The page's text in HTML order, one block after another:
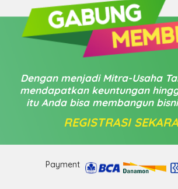
Dengan menjadi Mitra-Usaha
mendapatkan keuntungan
itu Anda bisa membangun
REGISTRASI
Payment